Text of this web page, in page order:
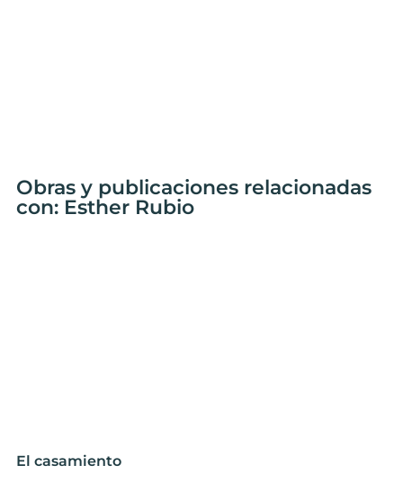
Obras y publicaciones relacionadas
con: Esther Rubio
El casamiento